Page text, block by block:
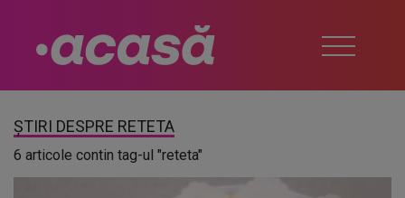
ȘTIRI DESPRE RETETA
6 articole contin tag-ul "reteta"